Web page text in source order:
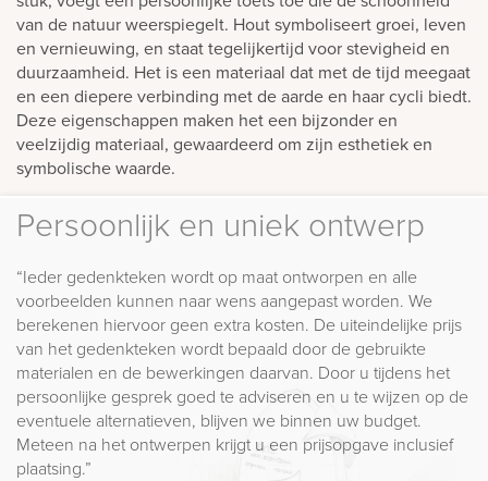
van de natuur weerspiegelt. Hout symboliseert groei, leven
en vernieuwing, en staat tegelijkertijd voor stevigheid en
duurzaamheid. Het is een materiaal dat met de tijd meegaat
en een diepere verbinding met de aarde en haar cycli biedt.
Deze eigenschappen maken het een bijzonder en
veelzijdig materiaal, gewaardeerd om zijn esthetiek en
symbolische waarde.
Persoonlijk en uniek ontwerp
“Ieder gedenkteken wordt op maat ontworpen en alle
voorbeelden kunnen naar wens aangepast worden. We
berekenen hiervoor geen extra kosten. De uiteindelijke prijs
van het gedenkteken wordt bepaald door de gebruikte
materialen en de bewerkingen daarvan. Door u tijdens het
persoonlijke gesprek goed te adviseren en u te wijzen op de
eventuele alternatieven, blijven we binnen uw budget.
Meteen na het ontwerpen krijgt u een prijsopgave inclusief
plaatsing.”